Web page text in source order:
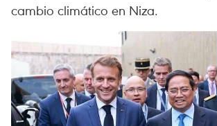
cambio climático en Niza.